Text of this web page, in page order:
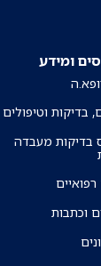
ומידע
בדיקות וטיפולים
בדיקות מעבדה
וכתבות